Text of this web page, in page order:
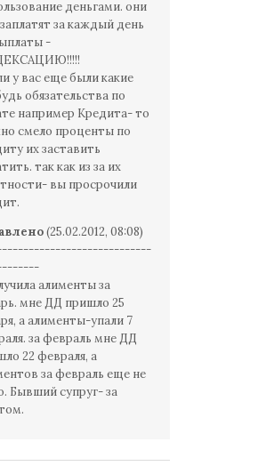
деньгами. они
за каждый день
-
у вас еще были какие
обязательства по
например Кредита- то
смело проценты по
их заставить
так как из за их
вы просрочили
(25.02.2012, 08:08)
алименты за
мне ДД пришло 25
а алименты-упали 7
за февраль мне ДД
22 февраля, а
за февраль еще не
Бывший супруг- за